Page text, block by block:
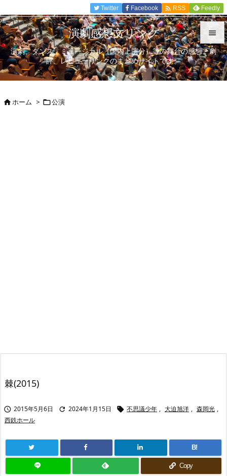


メニュ

Twitter Facebook  RSS Feedly
演劇感想文リンク
演劇、ダンス、ミュージカル（国内上演分）等の舞台の感想、劇
評、レビューリンクのまとめサイトです。
ホーム > 公演
棘(2015)
 2015年5月6日  2024年1月15日  不思議少年 , 大迫旭洋 , 森岡光 ,
西鉄ホール
B!
Copy